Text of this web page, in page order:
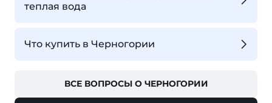
теплая вода
Что купить в Черногории
ВСЕ ВОПРОСЫ О ЧЕРНОГОРИИ